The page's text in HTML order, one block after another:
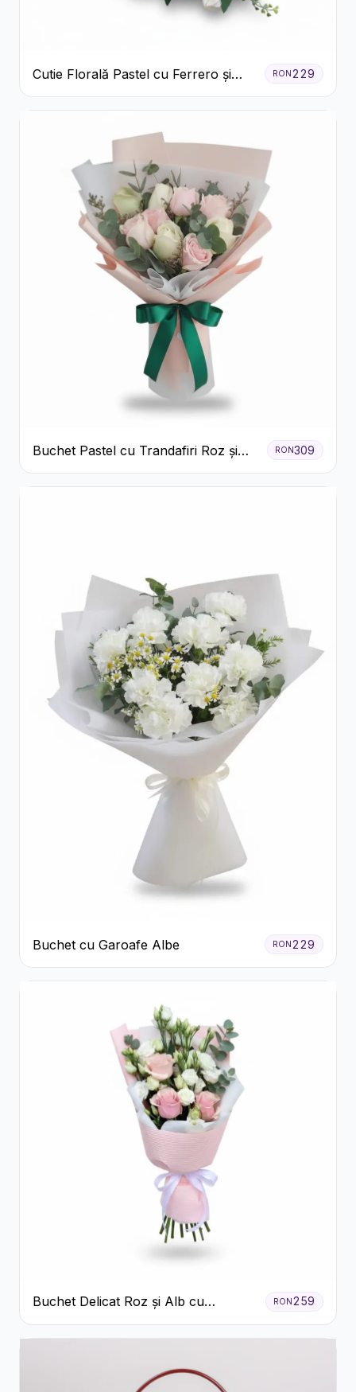
Cutie Florală Pastel cu Ferrero și
Raffaello
RON229
Buchet Pastel cu Trandafiri Roz și
Albi
RON309
Buchet cu Garoafe Albe RON229
Buchet Delicat Roz și Alb cu
Trandafiri și Lisianthus
RON259